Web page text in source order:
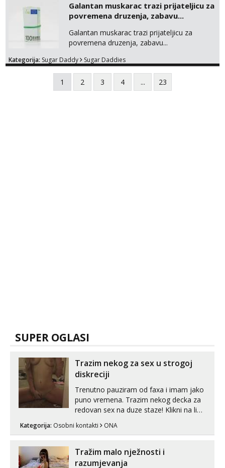
Galantan muskarac trazi prijateljicu za
povremena druzenja, zabavu...
Galantan muskarac trazi prijateljicu za
povremena druzenja, zabavu...
Kategorija: Sugar Daddy Sugar Daddies
1 2 3 4 ... 23
SUPER OGLASI
Trazim nekog za sex u strogoj
diskreciji
Trenutno pauziram od faxa i imam jako
puno vremena. Trazim nekog decka za
redovan sex na duze staze! Klikni na link
Kategorija: Osobni kontakti ONA
Tražim malo nježnosti i
razumjevanja